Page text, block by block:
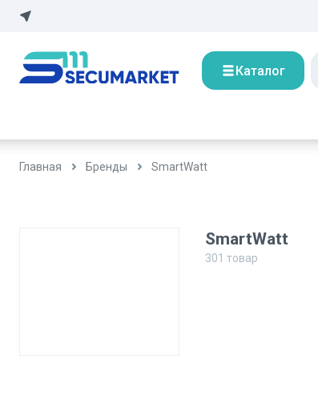
Каталог
Главная Бренды SmartWatt
SmartWatt
301 товар